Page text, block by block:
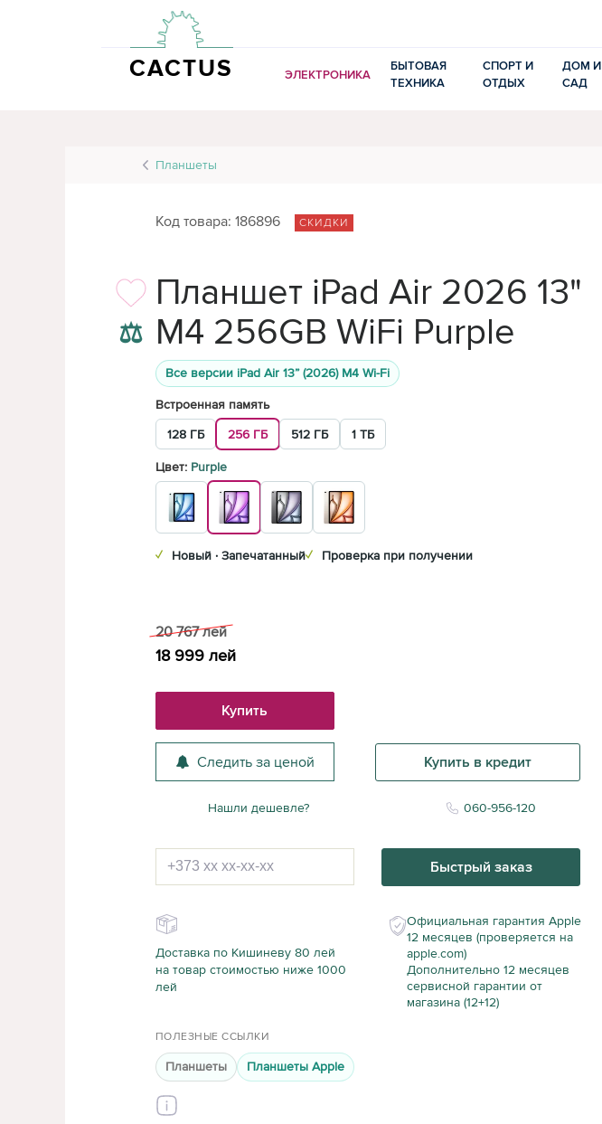
CACTUS ЭЛЕКТРОНИКА
БЫТОВАЯ
ТЕХНИКА
СПОРТ И
ОТДЫХ
ДОМ И
САД
Планшеты
Код товара: 186896 СКИДКИ
⚖
Планшет iPad Air 2026 13"
M4 256GB WiFi Purple
Все версии iPad Air 13” (2026) M4 Wi-Fi
Встроенная память
128 ГБ
256 ГБ 512 ГБ 1 ТБ
Цвет: Purple
✓ Новый · Запечатанный✓ Проверка при получении
20 767 лей
18 999 лей
Купить
Следить за ценой Купить в кредит
Нашли дешевле? 060-956-120
Быстрый заказ
Доставка по Кишиневу 80 лей
на товар стоимостью ниже 1000
лей
Официальная гарантия Apple
12 месяцев (проверяется на
apple.com)
Дополнительно 12 месяцев
сервисной гарантии от
магазина (12+12)
ПОЛЕЗНЫЕ ССЫЛКИ
Планшеты Планшеты Apple